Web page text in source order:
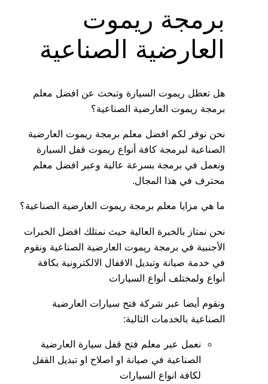
برمجة ريموت
العارضية الصناعية
هل تعطل ريموت السيارة وتبحث عن افضل معلم
برمجة ريموت العارضية الصناعية؟
نحن نوفر لكم افضل معلم برمجة ريموت العارضية
الصناعية لبرمجة كافة أنواع ريموت قفل السيارة
ونعمل في برمجة بسرعة عالية وعبر افضل معلم
محترف في هذا المجال.
ما هي مزايا معلم برمجة ريموت العارضية الصناعية؟
نحن نمتاز بالخبرة العالية حيث نمتلك افضل الخبرات
الأجنبية في برمجة ريموت العارضية الصناعية ونقوم
في خدمة صيانة وتبديل الاقفال الالكترونية بكافة
أنواع ولمختلف أنواع السيارات
ونقوم أيضا عبر شركة فتح سيارات العارضية
الصناعية بالخدمات التالية:
نعمل عبر معلم فتح قفل سيارة العارضية
الصناعية في صيانة او اصلاح او تبديل القفل
لكافة انواع السيارات